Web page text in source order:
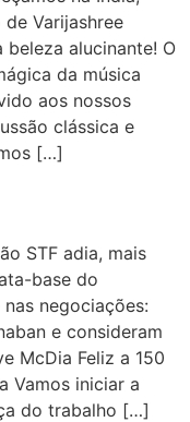
Varijashree
beleza alucinante! O
da música
aos nossos
clássica e
[…]
STF adia, mais
base do
negociações:
e consideram
McDia Feliz a 150
Vamos iniciar a
do trabalho […]